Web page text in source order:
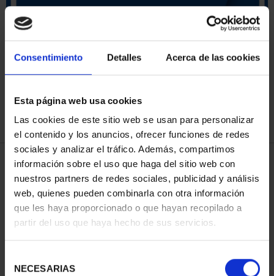
Consentimiento Detalles Acerca de las cookies
Esta página web usa cookies
Las cookies de este sitio web se usan para personalizar
el contenido y los anuncios, ofrecer funciones de redes
sociales y analizar el tráfico. Además, compartimos
información sobre el uso que haga del sitio web con
nuestros partners de redes sociales, publicidad y análisis
web, quienes pueden combinarla con otra información
que les haya proporcionado o que hayan recopilado a
partir del uso que haya hecho de sus servicios.
NECESARIAS
SORT BY:
3 Products found